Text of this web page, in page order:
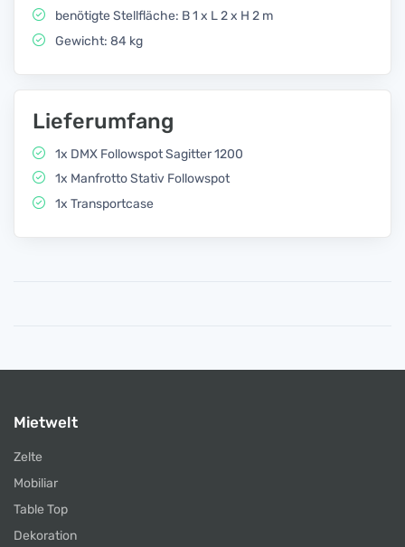
benötigte Stellfläche: B 1 x L 2 x H 2 m
Gewicht: 84 kg
Lieferumfang
1x DMX Followspot Sagitter 1200
1x Manfrotto Stativ Followspot
1x Transportcase
Mietwelt
Zelte
Mobiliar
Table Top
Dekoration